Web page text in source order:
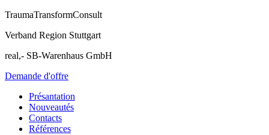
TraumaTransformConsult
Verband Region Stuttgart
real,- SB-Warenhaus GmbH
Demande d'offre
Présantation
Nouveautés
Contacts
Références